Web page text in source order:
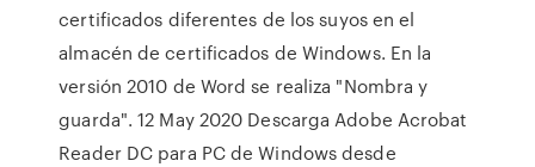
certificados diferentes de los suyos en el
almacén de certificados de Windows. En la
versión 2010 de Word se realiza "Nombra y
guarda". 12 May 2020 Descarga Adobe Acrobat
Reader DC para PC de Windows desde